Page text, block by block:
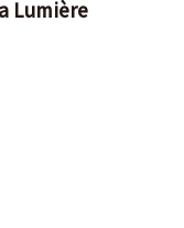
Lumière